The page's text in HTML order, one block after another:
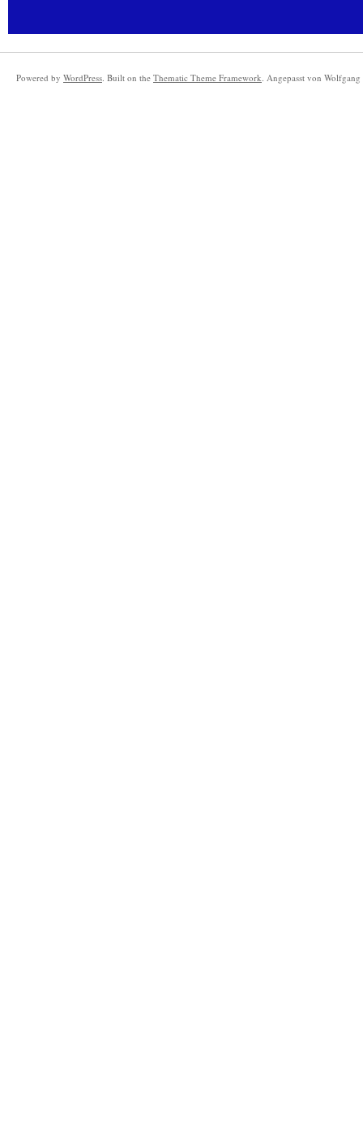
Powered by WordPress. Built on the Thematic Theme Framework. Angepasst von